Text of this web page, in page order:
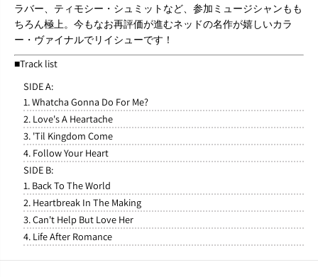
ラバー、ティモシー・シュミットなど、参加ミュージシャンもも
ちろん極上。今もなお再評価が進むネッドの名作が嬉しいカラ
ー・ヴァイナルでリイシューです！
■Track list
SIDE A:
1. Whatcha Gonna Do For Me?
2. Love's A Heartache
3. 'Til Kingdom Come
4. Follow Your Heart
SIDE B:
1. Back To The World
2. Heartbreak In The Making
3. Can't Help But Love Her
4. Life After Romance